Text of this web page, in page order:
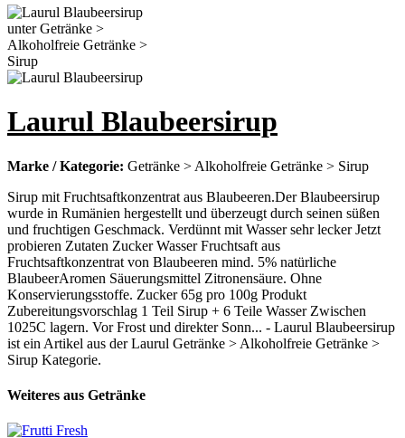
Laurul Blaubeersirup
Marke / Kategorie: Getränke > Alkoholfreie Getränke > Sirup
Sirup mit Fruchtsaftkonzentrat aus Blaubeeren.Der Blaubeersirup
wurde in Rumänien hergestellt und überzeugt durch seinen süßen
und fruchtigen Geschmack. Verdünnt mit Wasser sehr lecker Jetzt
probieren Zutaten Zucker Wasser Fruchtsaft aus
Fruchtsaftkonzentrat von Blaubeeren mind. 5% natürliche
BlaubeerAromen Säuerungsmittel Zitronensäure. Ohne
Konservierungsstoffe. Zucker 65g pro 100g Produkt
Zubereitungsvorschlag 1 Teil Sirup + 6 Teile Wasser Zwischen
1025C lagern. Vor Frost und direkter Sonn... - Laurul Blaubeersirup
ist ein Artikel aus der Laurul Getränke > Alkoholfreie Getränke >
Sirup Kategorie.
Weiteres aus Getränke